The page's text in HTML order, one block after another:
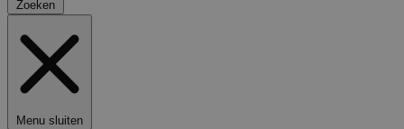
Zoeken
Menu sluiten